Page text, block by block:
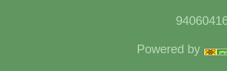
Powered by